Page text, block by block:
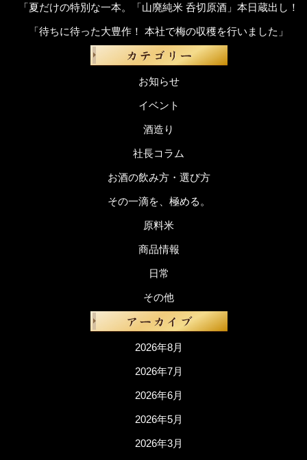
「夏だけの特別な一本。「山廃純米 呑切原酒」本日蔵出し！
「待ちに待った大豊作！ 本社で梅の収穫を行いました」
お知らせ
イベント
酒造り
社長コラム
お酒の飲み方・選び方
その一滴を、極める。
原料米
商品情報
日常
その他
2026年8月
2026年7月
2026年6月
2026年5月
2026年3月